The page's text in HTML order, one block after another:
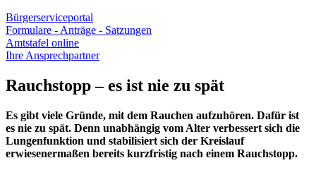
Bürgerserviceportal
Formulare - Anträge - Satzungen
Amtstafel online
Ihre Ansprechpartner
Rauchstopp – es ist nie zu spät
Es gibt viele Gründe, mit dem Rauchen aufzuhören. Dafür ist
es nie zu spät. Denn unabhängig vom Alter verbessert sich die
Lungenfunktion und stabilisiert sich der Kreislauf
erwiesenermaßen bereits kurzfristig nach einem Rauchstopp.